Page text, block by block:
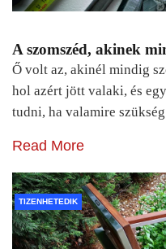
A szomszéd, akinek
Ő volt az, akinél mindig
hol azért jött valaki, és
tudni, ha valamire
Read More
TIZENHETEDIK